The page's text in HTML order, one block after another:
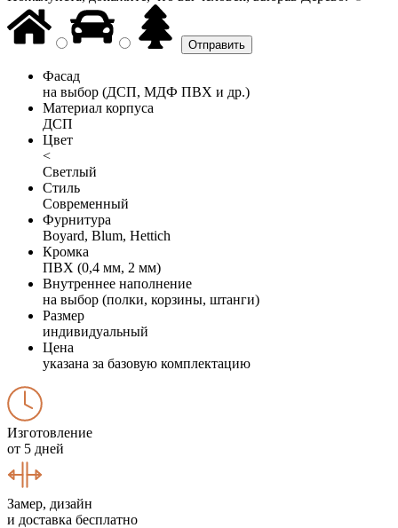
Фасад
на выбор (ДСП, МДФ ПВХ и др.)
Материал корпуса
ДСП
Цвет
<
Светлый
Стиль
Современный
Фурнитура
Boyard, Blum, Hettich
Кромка
ПВХ (0,4 мм, 2 мм)
Внутреннее наполнение
на выбор (полки, корзины, штанги)
Размер
индивидуальный
Цена
указана за базовую комплектацию
Изготовление
от 5 дней
Замер, дизайн
и доставка бесплатно